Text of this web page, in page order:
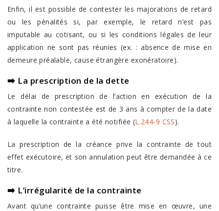
Enfin, il est possible de contester les majorations de retard
ou les pénalités si, par exemple, le retard n’est pas
imputable au cotisant, ou si les conditions légales de leur
application ne sont pas réunies (ex. : absence de mise en
demeure préalable, cause étrangère exonératoire).
➡️ La prescription de la dette
Le délai de prescription de l’action en exécution de la
contrainte non contestée est de 3 ans à compter de la date
à laquelle la contrainte a été notifiée (L.244-9 CSS).
La prescription de la créance prive la contrainte de tout
effet exécutoire, et son annulation peut être demandée à ce
titre.
➡️ L’irrégularité de la contrainte
Avant qu’une contrainte puisse être mise en œuvre, une